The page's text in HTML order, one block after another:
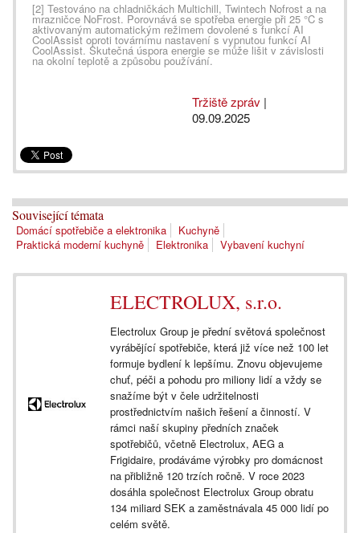
[2] Testováno na chladničkách Multichill, Twintech Nofrost a na
mrazničce NoFrost. Porovnává se spotřeba energie při 25 °C s
aktivovaným automatickým režimem dovolené s funkcí AI
CoolAssist oproti továrnímu nastavení s vypnutou funkcí AI
CoolAssist. Skutečná úspora energie se může lišit v závislosti
na okolní teplotě a způsobu používání.
Tržiště zpráv |
09.09.2025
Související témata
Domácí spotřebiče a elektronika
Kuchyně
Praktická moderní kuchyně
Elektronika Vybavení kuchyní
ELECTROLUX, s.r.o.
Electrolux Group je přední světová společnost
vyrábějící spotřebiče, která již více než 100 let
formuje bydlení k lepšímu. Znovu objevujeme
chuť, péči a pohodu pro miliony lidí a vždy se
snažíme být v čele udržitelnosti
prostřednictvím našich řešení a činností. V
rámci naší skupiny předních značek
spotřebičů, včetně Electrolux, AEG a
Frigidaire, prodáváme výrobky pro domácnost
na přibližně 120 trzích ročně. V roce 2023
dosáhla společnost Electrolux Group obratu
134 miliard SEK a zaměstnávala 45 000 lidí po
celém světě.